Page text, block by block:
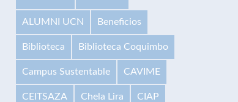
ALUMNI UCN Beneficios
Biblioteca Biblioteca Coquimbo
Campus Sustentable CAVIME
CEITSAZA Chela Lira CIAP